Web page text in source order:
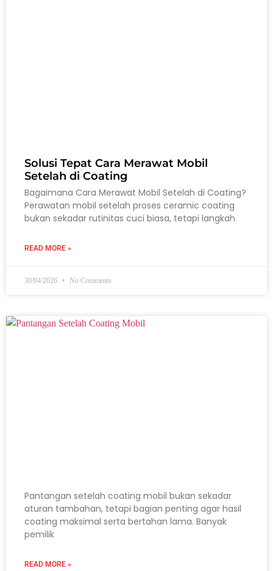
Solusi Tepat Cara Merawat Mobil
Setelah di Coating
Bagaimana Cara Merawat Mobil Setelah di Coating?
Perawatan mobil setelah proses ceramic coating
bukan sekadar rutinitas cuci biasa, tetapi langkah
READ MORE »
30/04/2026 No Comments
Pantangan setelah coating mobil bukan sekadar
aturan tambahan, tetapi bagian penting agar hasil
coating maksimal serta bertahan lama. Banyak
pemilik
READ MORE »